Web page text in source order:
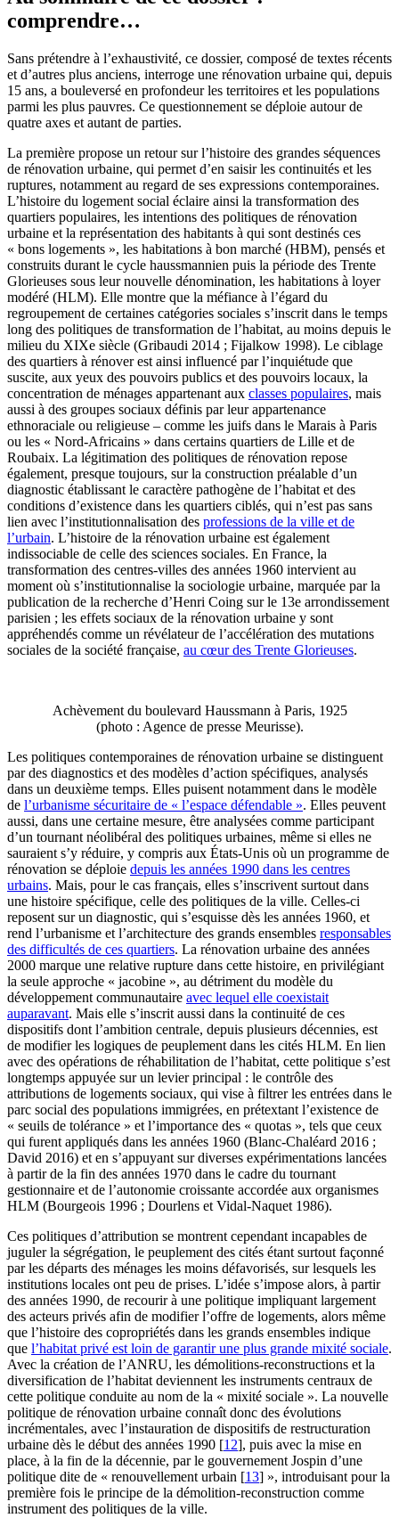
comprendre…
Sans prétendre à l’exhaustivité, ce dossier, composé de textes récents
et d’autres plus anciens, interroge une rénovation urbaine qui, depuis
15 ans, a bouleversé en profondeur les territoires et les populations
parmi les plus pauvres. Ce questionnement se déploie autour de
quatre axes et autant de parties.
La première propose un retour sur l’histoire des grandes séquences
de rénovation urbaine, qui permet d’en saisir les continuités et les
ruptures, notamment au regard de ses expressions contemporaines.
L’histoire du logement social éclaire ainsi la transformation des
quartiers populaires, les intentions des politiques de rénovation
urbaine et la représentation des habitants à qui sont destinés ces
« bons logements », les habitations à bon marché (HBM), pensés et
construits durant le cycle haussmannien puis la période des Trente
Glorieuses sous leur nouvelle dénomination, les habitations à loyer
modéré (HLM). Elle montre que la méfiance à l’égard du
regroupement de certaines catégories sociales s’inscrit dans le temps
long des politiques de transformation de l’habitat, au moins depuis le
milieu du XIXe siècle (Gribaudi 2014 ; Fijalkow 1998). Le ciblage
des quartiers à rénover est ainsi influencé par l’inquiétude que
suscite, aux yeux des pouvoirs publics et des pouvoirs locaux, la
concentration de ménages appartenant aux classes populaires, mais
aussi à des groupes sociaux définis par leur appartenance
ethnoraciale ou religieuse – comme les juifs dans le Marais à Paris
ou les « Nord-Africains » dans certains quartiers de Lille et de
Roubaix. La légitimation des politiques de rénovation repose
également, presque toujours, sur la construction préalable d’un
diagnostic établissant le caractère pathogène de l’habitat et des
conditions d’existence dans les quartiers ciblés, qui n’est pas sans
lien avec l’institutionnalisation des professions de la ville et de
l’urbain. L’histoire de la rénovation urbaine est également
indissociable de celle des sciences sociales. En France, la
transformation des centres-villes des années 1960 intervient au
moment où s’institutionnalise la sociologie urbaine, marquée par la
publication de la recherche d’Henri Coing sur le 13e arrondissement
parisien ; les effets sociaux de la rénovation urbaine y sont
appréhendés comme un révélateur de l’accélération des mutations
sociales de la société française, au cœur des Trente Glorieuses.
Achèvement du boulevard Haussmann à Paris, 1925
(photo : Agence de presse Meurisse).
Les politiques contemporaines de rénovation urbaine se distinguent
par des diagnostics et des modèles d’action spécifiques, analysés
dans un deuxième temps. Elles puisent notamment dans le modèle
de l’urbanisme sécuritaire de « l’espace défendable ». Elles peuvent
aussi, dans une certaine mesure, être analysées comme participant
d’un tournant néolibéral des politiques urbaines, même si elles ne
sauraient s’y réduire, y compris aux États-Unis où un programme de
rénovation se déploie depuis les années 1990 dans les centres
urbains. Mais, pour le cas français, elles s’inscrivent surtout dans
une histoire spécifique, celle des politiques de la ville. Celles-ci
reposent sur un diagnostic, qui s’esquisse dès les années 1960, et
rend l’urbanisme et l’architecture des grands ensembles responsables
des difficultés de ces quartiers. La rénovation urbaine des années
2000 marque une relative rupture dans cette histoire, en privilégiant
la seule approche « jacobine », au détriment du modèle du
développement communautaire avec lequel elle coexistait
auparavant. Mais elle s’inscrit aussi dans la continuité de ces
dispositifs dont l’ambition centrale, depuis plusieurs décennies, est
de modifier les logiques de peuplement dans les cités HLM. En lien
avec des opérations de réhabilitation de l’habitat, cette politique s’est
longtemps appuyée sur un levier principal : le contrôle des
attributions de logements sociaux, qui vise à filtrer les entrées dans le
parc social des populations immigrées, en prétextant l’existence de
« seuils de tolérance » et l’importance des « quotas », tels que ceux
qui furent appliqués dans les années 1960 (Blanc-Chaléard 2016 ;
David 2016) et en s’appuyant sur diverses expérimentations lancées
à partir de la fin des années 1970 dans le cadre du tournant
gestionnaire et de l’autonomie croissante accordée aux organismes
HLM (Bourgeois 1996 ; Dourlens et Vidal-Naquet 1986).
Ces politiques d’attribution se montrent cependant incapables de
juguler la ségrégation, le peuplement des cités étant surtout façonné
par les départs des ménages les moins défavorisés, sur lesquels les
institutions locales ont peu de prises. L’idée s’impose alors, à partir
des années 1990, de recourir à une politique impliquant largement
des acteurs privés afin de modifier l’offre de logements, alors même
que l’histoire des copropriétés dans les grands ensembles indique
que l’habitat privé est loin de garantir une plus grande mixité sociale.
Avec la création de l’ANRU, les démolitions-reconstructions et la
diversification de l’habitat deviennent les instruments centraux de
cette politique conduite au nom de la « mixité sociale ». La nouvelle
politique de rénovation urbaine connaît donc des évolutions
incrémentales, avec l’instauration de dispositifs de restructuration
urbaine dès le début des années 1990 [12], puis avec la mise en
place, à la fin de la décennie, par le gouvernement Jospin d’une
politique dite de « renouvellement urbain [13] », introduisant pour la
première fois le principe de la démolition-reconstruction comme
instrument des politiques de la ville.